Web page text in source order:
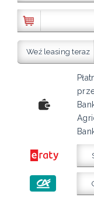
Weź leasing teraz